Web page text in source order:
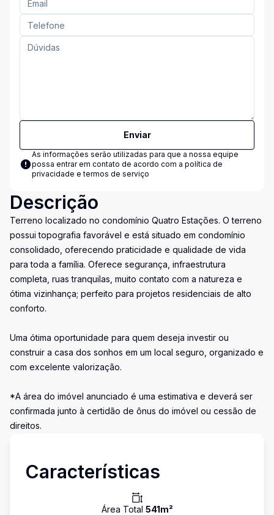
Enviar
As informações serão utilizadas para que a nossa equipe
possa entrar em contato de acordo com a política de
privacidade e termos de serviço
Descrição
Terreno localizado no condomínio Quatro Estações. O terreno
possui topografia favorável e está situado em condomínio
consolidado, oferecendo praticidade e qualidade de vida
para toda a família. Oferece segurança, infraestrutura
completa, ruas tranquilas, muito contato com a natureza e
ótima vizinhança; perfeito para projetos residenciais de alto
conforto.
Uma ótima oportunidade para quem deseja investir ou
construir a casa dos sonhos em um local seguro, organizado e
com excelente valorização.
*A área do imóvel anunciado é uma estimativa e deverá ser
confirmada junto à certidão de ônus do imóvel ou cessão de
direitos.
Características
Área Total 541m²